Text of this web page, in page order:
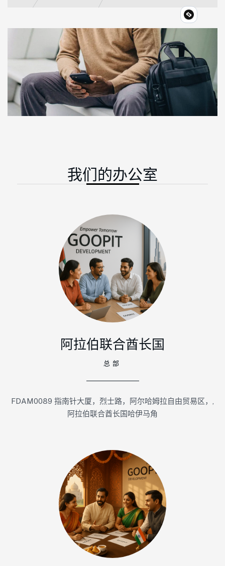
我们的办公室
阿拉伯联合酋长国
总部
FDAM0089 指南针大厦，烈士路，阿尔哈姆拉自由贸易区，,
阿拉伯联合酋长国哈伊马角